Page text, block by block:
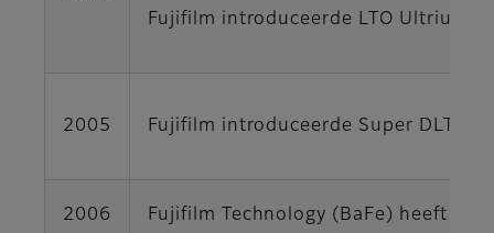
Fujifilm introduceerde LTO Ultrium
2005 Fujifilm introduceerde Super
2006 Fujifilm Technology (BaFe) heeft